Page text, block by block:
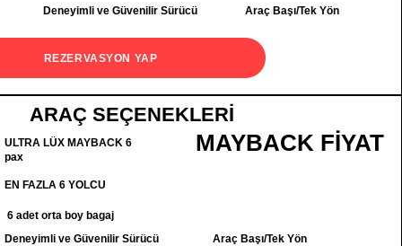
Deneyimli ve Güvenilir Sürücü
Araç Başı/Tek Yön
REZERVASYON YAP
ARAÇ SEÇENEKLERİ
ULTRA LÜX MAYBACK 6
pax
MAYBACK FİYAT
EN FAZLA 6 YOLCU
6 adet orta boy bagaj
Deneyimli ve Güvenilir Sürücü
Araç Başı/Tek Yön